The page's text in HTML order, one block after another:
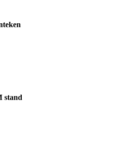
stand